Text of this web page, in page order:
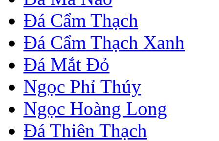
Đá Cẩm Thạch
Đá Cẩm Thạch Xanh
Đá Mắt Đỏ
Ngọc Phỉ Thúy
Ngọc Hoàng Long
Đá Thiên Thạch